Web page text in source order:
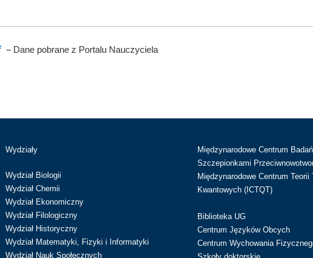
–Dane pobrane z Portalu Nauczyciela
Wydziały
Wydział Biologii
Wydział Chemii
Wydział Ekonomiczny
Wydział Filologiczny
Wydział Historyczny
Wydział Matematyki, Fizyki i Informatyki
Wydział Nauk Społecznych
Międzynarodowe Centrum
Szczepionkami
Międzynarodowe Centrum Teorii
Kwantowych (ICTQT)
Biblioteka UG
Centrum Języków Obcych
Centrum Wychowania